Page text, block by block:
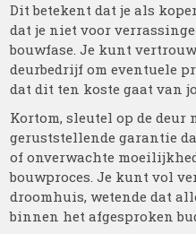
Dit betekent dat je als
dat je niet voor
bouwfase. Je kunt
deurbedrijf om eventuele
dat dit ten koste gaat van
Kortom, sleutel op de deur
geruststellende garantie
of onverwachte
bouwproces. Je kunt vol
droomhuis, wetende dat
binnen het afgesproken